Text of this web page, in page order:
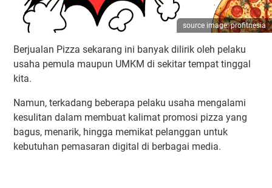
source image: profitnesia
Berjualan Pizza sekarang ini banyak dilirik oleh pelaku
usaha pemula maupun UMKM di sekitar tempat tinggal
kita.
Namun, terkadang beberapa pelaku usaha mengalami
kesulitan dalam membuat kalimat promosi pizza yang
bagus, menarik, hingga memikat pelanggan untuk
kebutuhan pemasaran digital di berbagai media.